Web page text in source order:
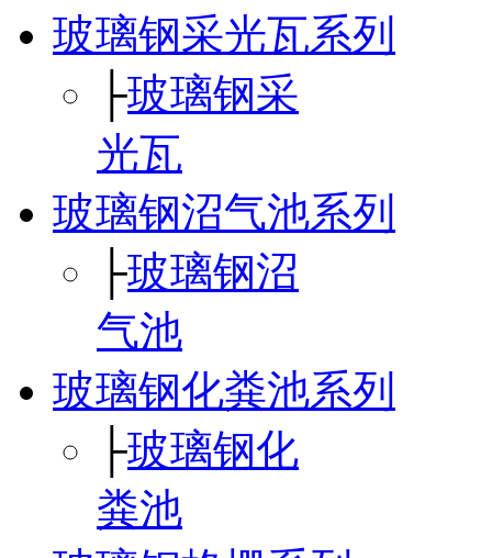
玻璃钢采光瓦系列
├玻璃钢采
光瓦
玻璃钢沼气池系列
├玻璃钢沼
气池
玻璃钢化粪池系列
├玻璃钢化
粪池